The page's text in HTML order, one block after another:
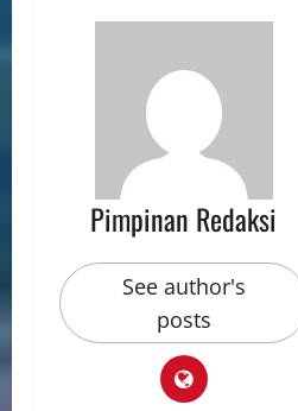
Pimpinan Redaksi
See author's
posts